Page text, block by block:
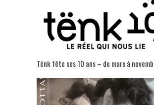
Tënk fête ses 10 ans – de mars à